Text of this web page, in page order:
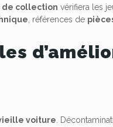
de collection vérifiera les
, références de
voiture .